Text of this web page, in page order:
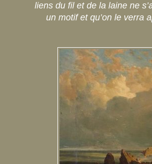
liens du fil et de la laine ne
un motif et qu’on le verra